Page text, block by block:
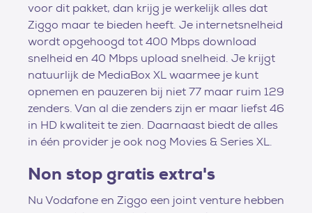
voor dit pakket, dan krijg je werkelijk alles dat
Ziggo maar te bieden heeft. Je internetsnelheid
wordt opgehoogd tot 400 Mbps download
snelheid en 40 Mbps upload snelheid. Je krijgt
natuurlijk de MediaBox XL waarmee je kunt
opnemen en pauzeren bij niet 77 maar ruim 129
zenders. Van al die zenders zijn er maar liefst 46
in HD kwaliteit te zien. Daarnaast biedt de alles
in één provider je ook nog Movies & Series XL.
Non stop gratis extra's
Nu Vodafone en Ziggo een joint venture hebben